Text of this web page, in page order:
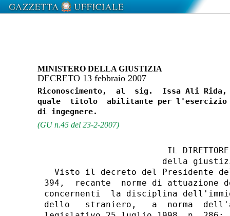
MINISTERO DELLA GIUSTIZIA
DECRETO 13 febbraio 2007
Riconoscimento,  al  sig.  Issa Ali
quale  titolo  abilitante per l'esercizio
(GU n.45 del 23-2-2007)
IL
della
Visto il decreto del Presidente
394,  recante  norme di
concernenti  la disciplina
dello   straniero,   a  norma